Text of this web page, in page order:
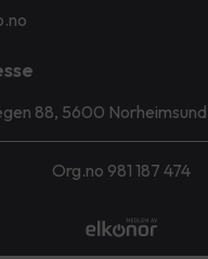
88, 5600 Norheimsund
Org.no 981 187 474